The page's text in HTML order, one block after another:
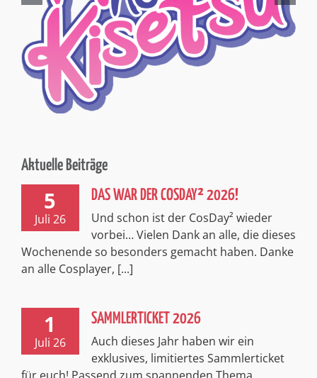
Aktuelle Beiträge
5
Juli 26
DAS WAR DER COSDAY² 2026!
Und schon ist der CosDay² wieder
vorbei… Vielen Dank an alle, die dieses
Wochenende so besonders gemacht haben. Danke
an alle Cosplayer, [...]
1
Juli 26
SAMMLERTICKET 2026
Auch dieses Jahr haben wir ein
exklusives, limitiertes Sammlerticket